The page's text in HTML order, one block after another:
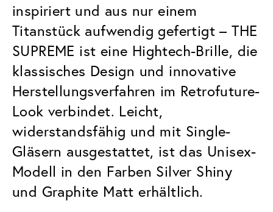
inspiriert und aus nur einem
Titanstück aufwendig gefertigt – THE
SUPREME ist eine Hightech-Brille, die
klassisches Design und innovative
Herstellungsverfahren im Retrofuture-
Look verbindet. Leicht,
widerstandsfähig und mit Single-
Gläsern ausgestattet, ist das Unisex-
Modell in den Farben Silver Shiny
und Graphite Matt erhältlich.